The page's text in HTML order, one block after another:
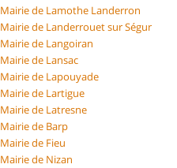
Mairie de Lamothe Landerron
Mairie de Landerrouet sur Ségur
Mairie de Langoiran
Mairie de Lansac
Mairie de Lapouyade
Mairie de Lartigue
Mairie de Latresne
Mairie de Barp
Mairie de Fieu
Mairie de Nizan